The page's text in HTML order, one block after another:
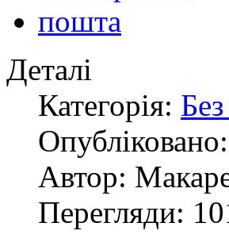
Деталі
Категорія: Без
Автор:
Перегляди: